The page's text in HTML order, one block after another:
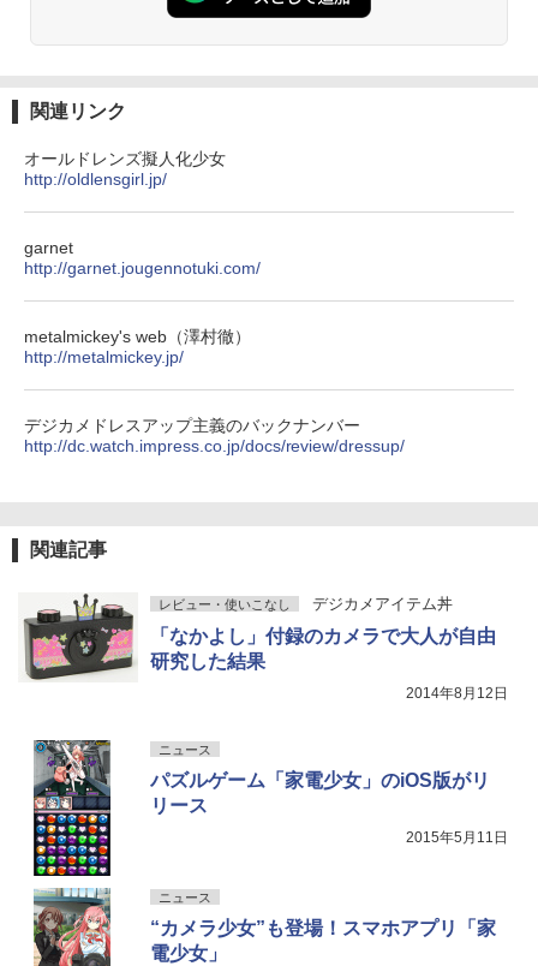
関連リンク
オールドレンズ擬人化少女
http://oldlensgirl.jp/
garnet
http://garnet.jougennotuki.com/
metalmickey's web（澤村徹）
http://metalmickey.jp/
デジカメドレスアップ主義のバックナンバー
http://dc.watch.impress.co.jp/docs/review/dressup/
関連記事
レビュー・使いこなし デジカメアイテム丼
「なかよし」付録のカメラで大人が自由
研究した結果
2014年8月12日
ニュース
パズルゲーム「家電少女」のiOS版がリ
リース
2015年5月11日
ニュース
“カメラ少女”も登場！スマホアプリ「家
電少女」